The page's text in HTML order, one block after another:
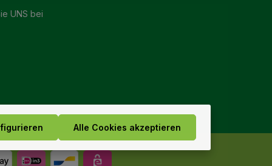
UNS bei
Alle Cookies akzeptieren